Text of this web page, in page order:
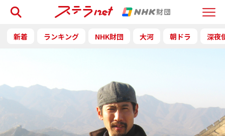
Menu
検索
新着 ランキング NHK財団 大河 朝ドラ 深夜